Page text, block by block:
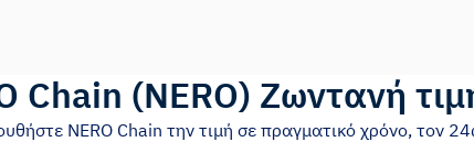
Chain (NERO) Ζωντανή
NERO Chain την τιμή σε πραγματικό χρόνο, τον